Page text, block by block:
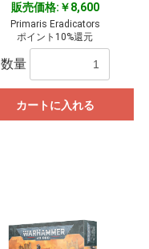
販売価格:￥8,600
Primaris Eradicators
ポイント10%還元
数量
カートに入れる